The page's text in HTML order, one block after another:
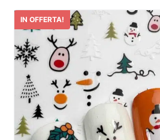
IN OFFERTA!